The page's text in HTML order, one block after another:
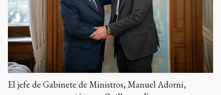
El jefe de Gabinete de Ministros, Manuel Adorni,